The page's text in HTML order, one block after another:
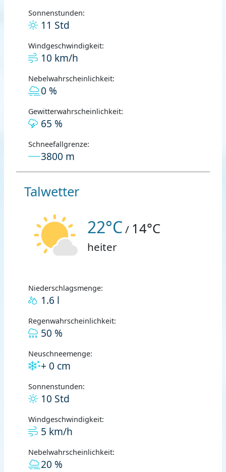
Sonnenstunden:
11 Std
Windgeschwindigkeit:
10 km/h
Nebelwahrscheinlichkeit:
0 %
Gewitterwahrscheinlichkeit:
65 %
Schneefallgrenze:
3800 m
Talwetter
22°C / 14°C
heiter
Niederschlagsmenge:
1.6 l
Regenwahrscheinlichkeit:
50 %
Neuschneemenge:
+ 0 cm
Sonnenstunden:
10 Std
Windgeschwindigkeit:
5 km/h
Nebelwahrscheinlichkeit:
20 %